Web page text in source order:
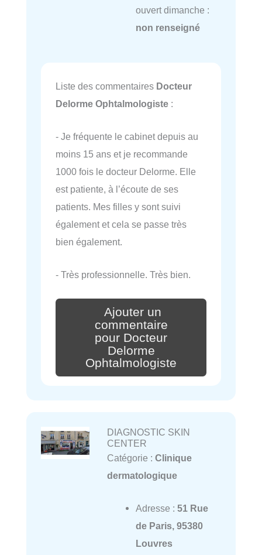
ouvert dimanche :
non renseigné
Liste des commentaires Docteur
Delorme Ophtalmologiste :
- Je fréquente le cabinet depuis au
moins 15 ans et je recommande
1000 fois le docteur Delorme. Elle
est patiente, à l’écoute de ses
patients. Mes filles y sont suivi
également et cela se passe très
bien également.
- Très professionnelle. Très bien.
Ajouter un
commentaire
pour Docteur
Delorme
Ophtalmologiste
DIAGNOSTIC SKIN
CENTER
Catégorie : Clinique
dermatologique
Adresse : 51 Rue
de Paris, 95380
Louvres